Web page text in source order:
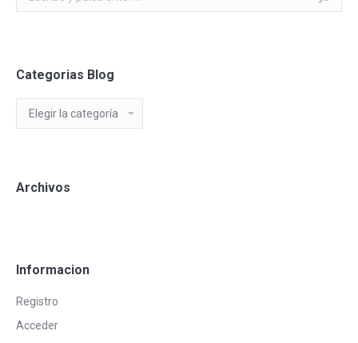
Categorias Blog
Blog
Archivos
Informacion
Registro
Acceder